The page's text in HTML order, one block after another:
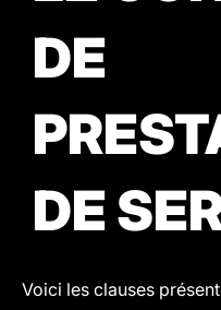
DE
DE
Voici les clauses